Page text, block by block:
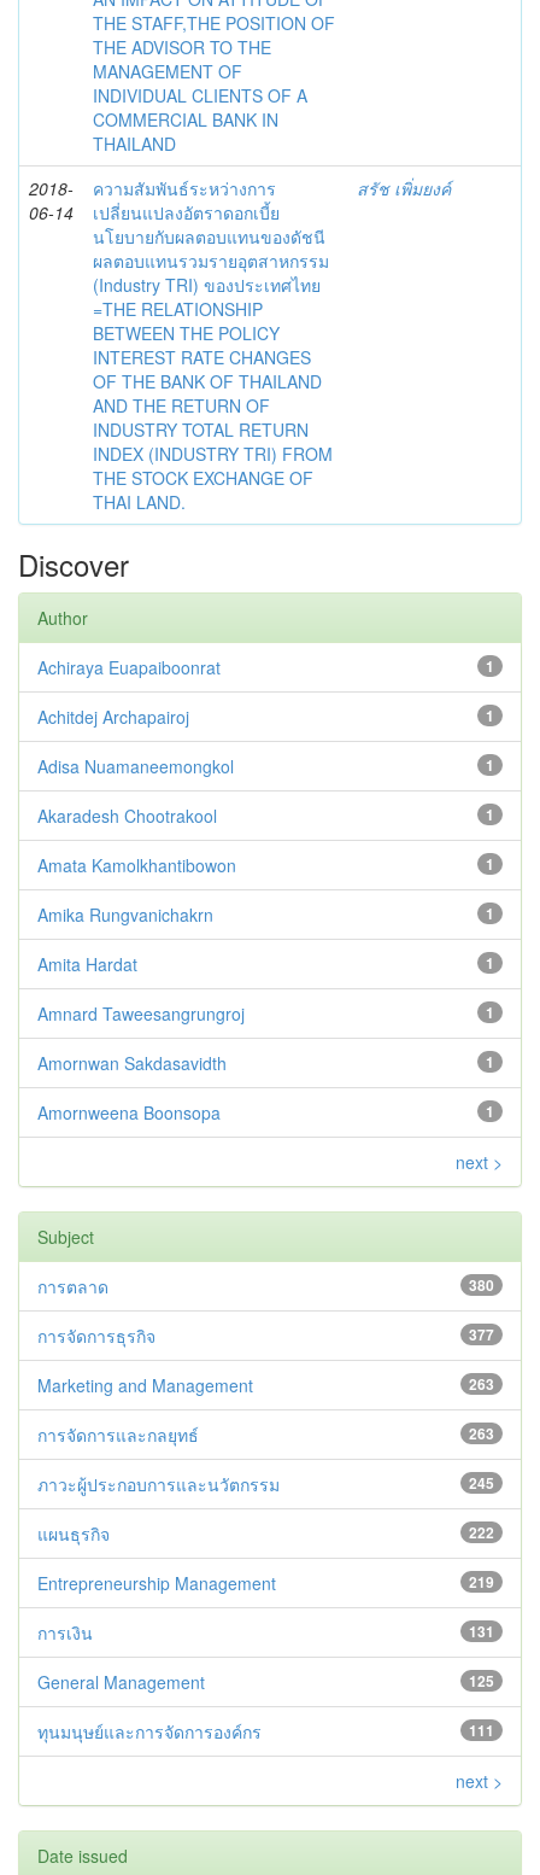
THE STAFF,THE POSITION OF
THE ADVISOR TO THE
MANAGEMENT OF
INDIVIDUAL CLIENTS OF A
COMMERCIAL BANK IN
THAILAND
2018-
06-14
ความสัมพันธ์ระหว่างการ
เปลี่ยนแปลงอัตราดอกเบี้ย
นโยบายกับผลตอบแทนของดัชนี
ผลตอบแทนรวมรายอุตสาหกรรม
(Industry TRI) ของประเทศไทย
=THE RELATIONSHIP
BETWEEN THE POLICY
INTEREST RATE CHANGES
OF THE BANK OF THAILAND
AND THE RETURN OF
INDUSTRY TOTAL RETURN
INDEX (INDUSTRY TRI) FROM
THE STOCK EXCHANGE OF
THAI LAND.
สรัช เพิ่มยงค์
Discover
Author
1
Achiraya Euapaiboonrat
1
Achitdej Archapairoj
1
Adisa Nuamaneemongkol
1
Akaradesh Chootrakool
1
Amata Kamolkhantibowon
1
Amika Rungvanichakrn
1
Amita Hardat
1
Amnard Taweesangrungroj
1
Amornwan Sakdasavidth
1
Amornweena Boonsopa
next >
Subject
380
การตลาด
377
การจัดการธุรกิจ
263
Marketing and Management
263
การจัดการและกลยุทธ์
245
ภาวะผู้ประกอบการและนวัตกรรม
222
แผนธุรกิจ
219
Entrepreneurship Management
131
การเงิน
125
General Management
111
ทุนมนุษย์และการจัดการองค์กร
next >
Date issued